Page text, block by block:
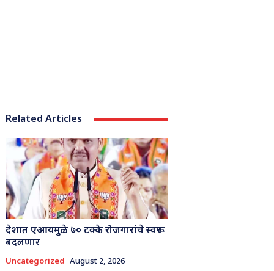
Related Articles
देशात एआयमुळे ७० टक्के रोजगारांचे स्वरूप
बदलणार
Uncategorized August 2, 2026